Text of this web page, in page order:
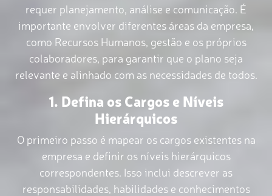
requer planejamento, análise e comunicação. É
importante envolver diferentes áreas da empresa,
como Recursos Humanos, gestão e os próprios
colaboradores, para garantir que o plano seja
relevante e alinhado com as necessidades de todos.
1. Defina os Cargos e Níveis
Hierárquicos
O primeiro passo é mapear os cargos existentes na
empresa e definir os níveis hierárquicos
correspondentes. Isso inclui descrever as
responsabilidades, habilidades e conhecimentos